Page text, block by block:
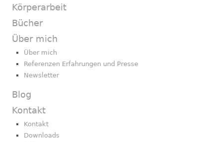
Körperarbeit
Bücher
Über mich
Über mich
Referenzen Erfahrungen und Presse
Newsletter
Blog
Kontakt
Kontakt
Downloads